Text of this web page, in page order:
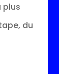
plus
du